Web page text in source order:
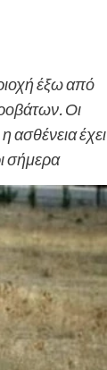
έξω από
Οι
έχει
σήμερα